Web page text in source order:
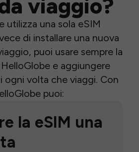
viaggio?
utilizza una sola eSIM
di installare una nuova
puoi usare sempre la
e aggiungere
ogni volta che viaggi. Con
puoi:
la eSIM una